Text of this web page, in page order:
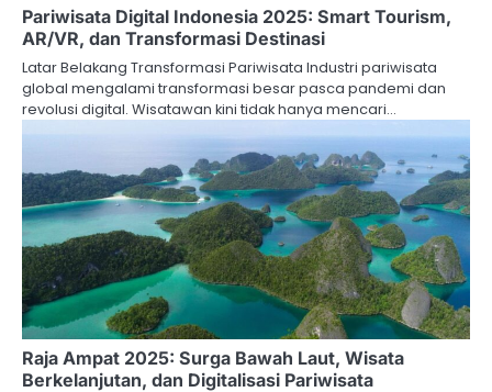
Pariwisata Digital Indonesia 2025: Smart Tourism,
AR/VR, dan Transformasi Destinasi
Latar Belakang Transformasi Pariwisata Industri pariwisata
global mengalami transformasi besar pasca pandemi dan
revolusi digital. Wisatawan kini tidak hanya mencari…
Raja Ampat 2025: Surga Bawah Laut, Wisata
Berkelanjutan, dan Digitalisasi Pariwisata